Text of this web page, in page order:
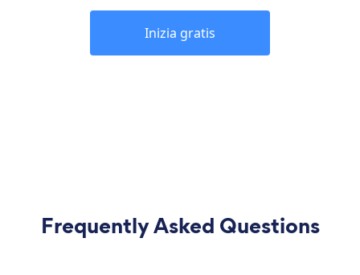
Inizia gratis
Frequently Asked Questions